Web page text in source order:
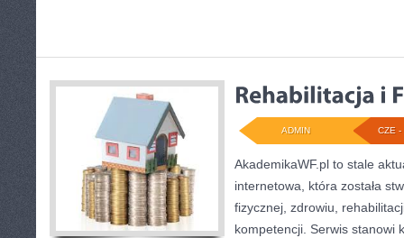
CZE -
ADMIN
AkademikaWF.pl to stale
internetowa, która została
fizycznej, zdrowiu,
kompetencji. Serwis stanowi